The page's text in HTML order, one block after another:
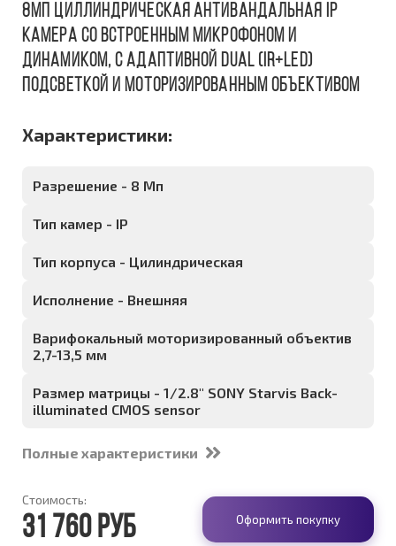
8Мп циллиндрическая антивандальная IP
камера со встроенным микрофоном и
динамиком, c адаптивной DUAL (IR+LED)
подсветкой и моторизированным объективом
Характеристики:
Разрешение - 8 Мп
Тип камер - IP
Тип корпуса - Цилиндрическая
Исполнение - Внешняя
Варифокальный моторизированный объектив
2,7-13,5 мм
Размер матрицы - 1/2.8" SONY Starvis Back-
illuminated CMOS sensor
Полные характеристики
Стоимость:
31 760 руб Оформить покупку